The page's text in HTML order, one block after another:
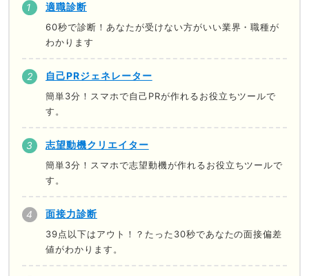
適職診断
60秒で診断！あなたが受けない方がいい業界・職種が
わかります
自己PRジェネレーター
簡単3分！スマホで自己PRが作れるお役立ちツールで
す。
志望動機クリエイター
簡単3分！スマホで志望動機が作れるお役立ちツールで
す。
面接力診断
39点以下はアウト！？たった30秒であなたの面接偏差
値がわかります。